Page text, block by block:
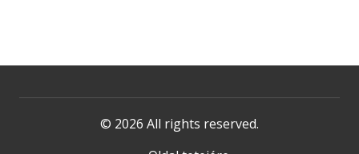
© 2026 All rights reserved.